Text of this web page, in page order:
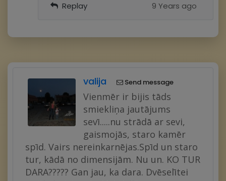
Replay 9 Years ago
valija Send message
Vienmēr ir bijis tāds
smiekliņa jautājums
sevī.....nu strādā ar sevi,
gaismojās, staro kamēr
spīd. Vairs nereinkarnējas.Spīd un staro
tur, kādā no dimensijām. Nu un. KO TUR
DARA????? Gan jau, ka dara. Dvēselītei